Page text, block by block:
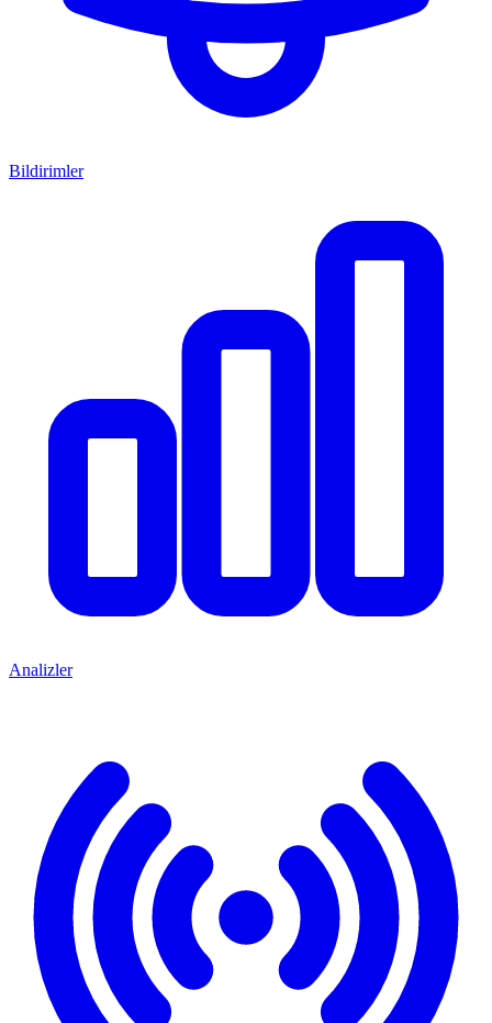
Bildirimler
Analizler